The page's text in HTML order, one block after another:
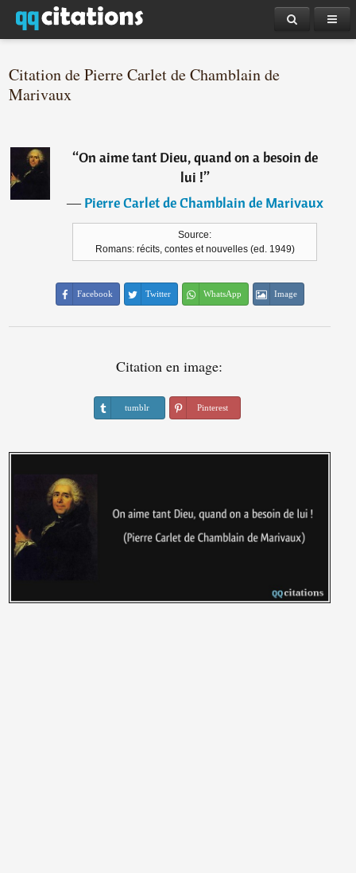
Citation de Pierre Carlet de Chamblain de
Marivaux
“On aime tant Dieu, quand on a besoin de
lui !”
―Pierre Carlet de Chamblain de Marivaux
Source:
Romans: récits, contes et nouvelles (ed. 1949)
Facebook Twitter WhatsApp Image
Citation en image:
tumblr Pinterest